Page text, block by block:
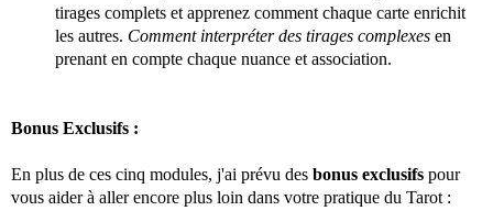
tirages complets et apprenez comment chaque carte enrichit
les autres. Comment interpréter des tirages complexes en
prenant en compte chaque nuance et association.
Bonus Exclusifs :
En plus de ces cinq modules, j'ai prévu des bonus exclusifs pour
vous aider à aller encore plus loin dans votre pratique du Tarot :